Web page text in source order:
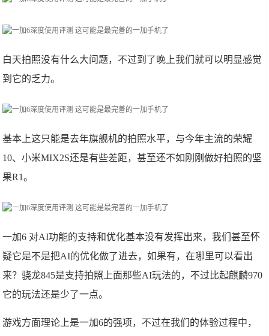
白天拍照没有什么大问题，不过到了晚上我们就可以明显感觉
到它的乏力。
基本上这只能是去年旗舰机的拍照水平，与今年主流的荣耀
10、小米MIX2S还是有些差距，甚至还不如刚刚做好拍照的坚
果R1。
一加6 对AI功能的支持和优化基本没有发挥出来，我们甚至怀
疑它是不是把AI的优化做了进去，如果有，在哪里可以看出
来？骁龙845是支持拍照上面那些AI玩法的，不过比起麒麟970
它的玩法还是少了一点。
游戏方面理论上是一加6的强项，不过在我们的体验过程中，